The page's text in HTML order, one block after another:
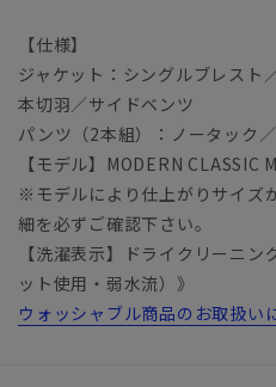
【仕様】
ジャケット：シングルブレスト
本切羽／サイドベンツ
パンツ（2本組）：ノータック
【モデル】MODERN CLASSIC
※モデルにより仕上がりサイズ
細を必ずご確認下さい。
【洗濯表示】ドライクリーニ
ット使用・弱水流）》
ウォッシャブル商品のお取扱い